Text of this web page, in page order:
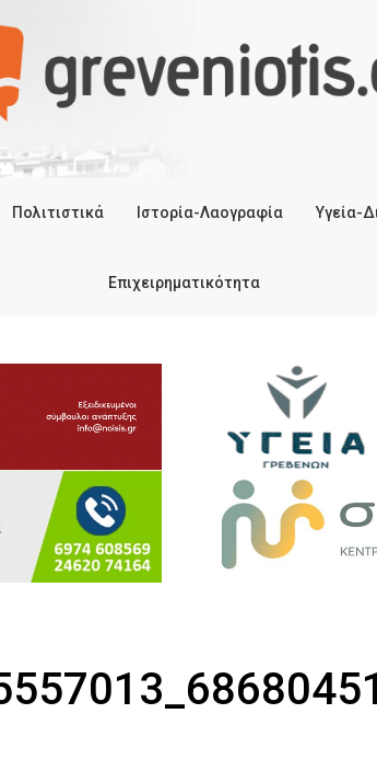
Πολιτιστικά Ιστορία-Λαογραφία Υγεία-
Επιχειρηματικότητα